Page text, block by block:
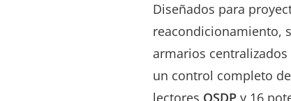
Diseñados para
reacondicionamiento,
armarios
un control completo
lectores OSDP y 16